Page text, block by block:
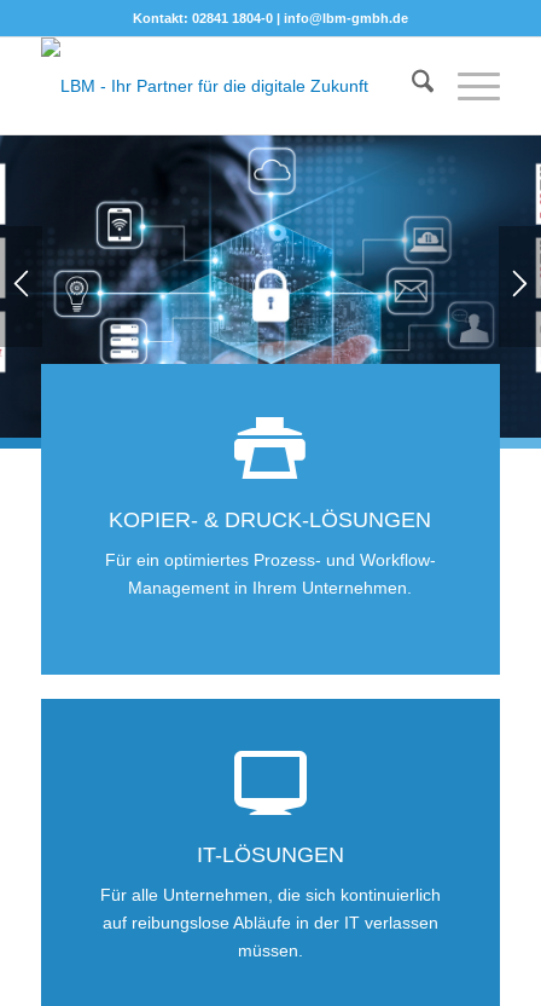
Kontakt: 02841 1804-0 | info@lbm-gmbh.de
KOPIER- & DRUCK-LÖSUNGEN
Für ein optimiertes Prozess- und Workflow-
Management in Ihrem Unternehmen.
IT-LÖSUNGEN
Für alle Unternehmen, die sich kontinuierlich
auf reibungslose Abläufe in der IT verlassen
müssen.